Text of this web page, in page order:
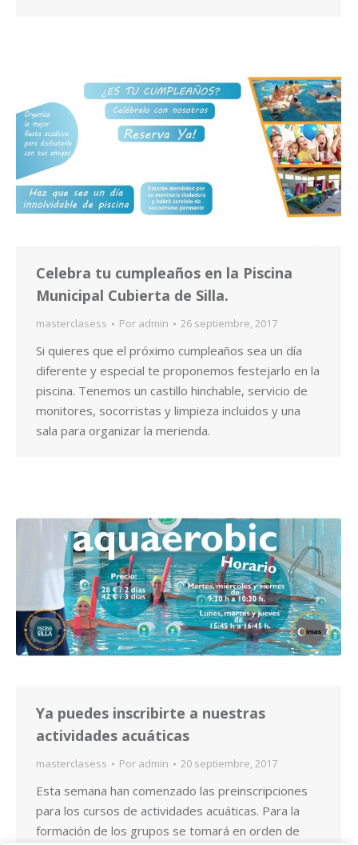
Celebra tu cumpleaños en la Piscina
Municipal Cubierta de Silla.
masterclasess Por admin 26 septiembre, 2017
Si quieres que el próximo cumpleaños sea un día
diferente y especial te proponemos festejarlo en la
piscina. Tenemos un castillo hinchable, servicio de
monitores, socorristas y limpieza incluidos y una
sala para organizar la merienda.
Ya puedes inscribirte a nuestras
actividades acuáticas
masterclasess Por admin 20 septiembre, 2017
Esta semana han comenzado las preinscripciones
para los cursos de actividades acuáticas. Para la
formación de los grupos se tomará en orden de